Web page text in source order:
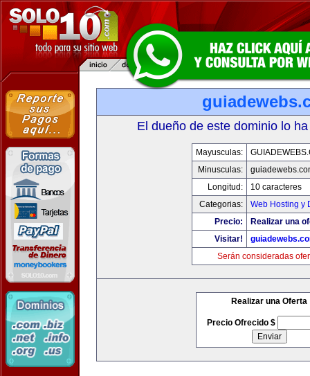
El dueño de este dominio lo
Mayusculas:
Minusculas:
Longitud:
10 caracteres
Categorias:
Web Hosting y
Precio:
Realizar una
Visitar!
Serán consideradas
Realizar una Oferta
Precio Ofrecido $